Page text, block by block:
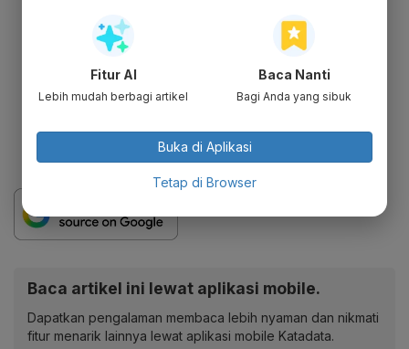
Baca artikel ini lewat aplikasi mobile.
Dapatkan pengalaman membaca lebih nyaman dan nikmati
fitur menarik lainnya lewat aplikasi mobile Katadata.
Fitur AI
Lebih mudah berbagi artikel
Baca Nanti
Bagi Anda yang sibuk
Buka di Aplikasi
Tetap di Browser